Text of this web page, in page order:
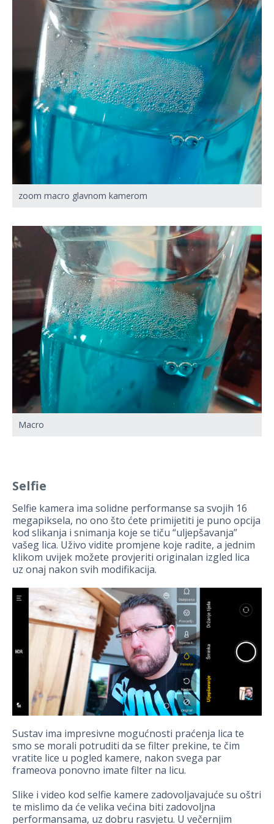
zoom macro glavnom kamerom
Macro
Selfie
Selfie kamera ima solidne performanse sa svojih 16
megapiksela, no ono što ćete primijetiti je puno opcija
kod slikanja i snimanja koje se tiču “uljepšavanja”
vašeg lica. Uživo vidite promjene koje radite, a jednim
klikom uvijek možete provjeriti originalan izgled lica
uz onaj nakon svih modifikacija.
Sustav ima impresivne mogućnosti praćenja lica te
smo se morali potruditi da se filter prekine, te čim
vratite lice u pogled kamere, nakon svega par
frameova ponovno imate filter na licu.
Slike i video kod selfie kamere zadovoljavajuće su oštri
te mislimo da će velika većina biti zadovoljna
performansama, uz dobru rasvjetu. U večernjim